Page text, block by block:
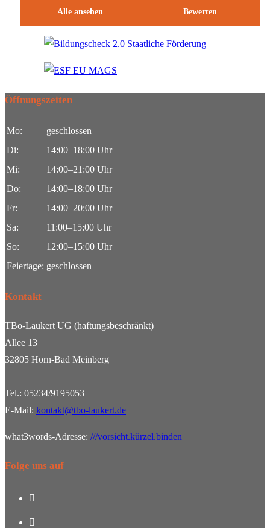
Alle ansehen Bewerten
Öffnungszeiten
Mo:
geschlossen
Di:
14:00–18:00 Uhr
Mi:
14:00–21:00 Uhr
Do:
14:00–18:00 Uhr
Fr:
14:00–20:00 Uhr
Sa:
11:00–15:00 Uhr
So:
12:00–15:00 Uhr
Feiertage: geschlossen
Kontakt
TBo-Laukert UG (haftungsbeschränkt)
Allee 13
32805 Horn-Bad Meinberg
Tel.: 05234/9195053
E-Mail: kontakt@tbo-laukert.de
what3words-Adresse: ///vorsicht.kürzel.binden
Folge uns auf